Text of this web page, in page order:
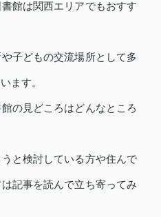
館は関西エリアでもおすす
子どもの交流場所として多
ます。
の見どころはどんなところ
と検討している方や住んで
記事を読んで立ち寄ってみ